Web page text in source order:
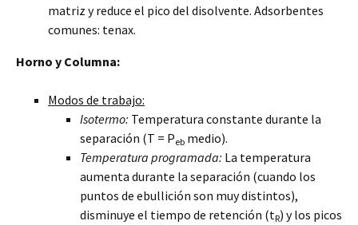
matriz y reduce el pico del disolvente. Adsorbentes
comunes: tenax.
Horno y Columna:
Modos de trabajo:
Isotermo: Temperatura constante durante la
separación (T = Peb medio).
Temperatura programada: La temperatura
aumenta durante la separación (cuando los
puntos de ebullición son muy distintos),
disminuye el tiempo de retención (tR) y los picos